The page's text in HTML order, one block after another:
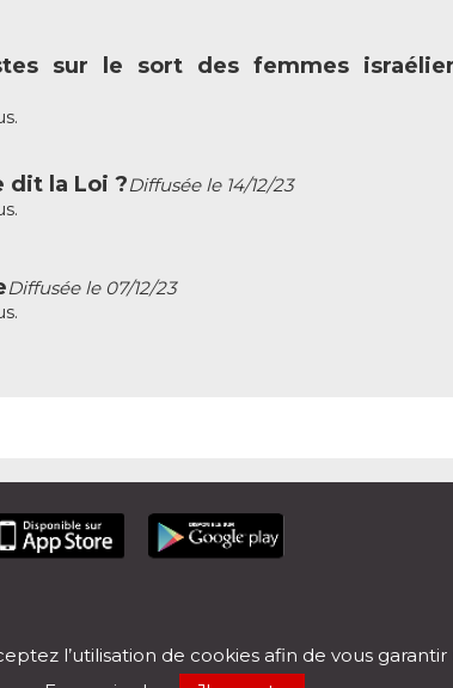
sur le sort des femmes
dit la Loi ?Diffusée le 14/12/23
Diffusée le 07/12/23
l’utilisation de cookies afin de vous